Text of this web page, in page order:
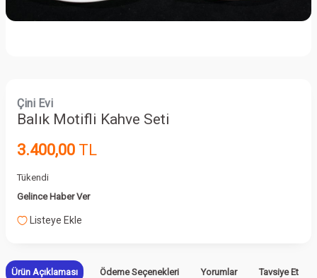
Çini Evi
Balık Motifli Kahve Seti
3.400,00 TL
Tükendi
Gelince Haber Ver
Listeye Ekle
Ürün Açıklaması Ödeme Seçenekleri Yorumlar Tavsiye Et